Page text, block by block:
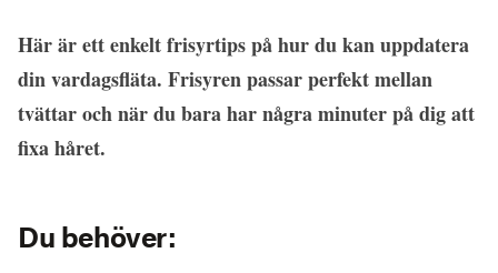
Här är ett enkelt frisyrtips på hur du kan uppdatera
din vardagsfläta. Frisyren passar perfekt mellan
tvättar och när du bara har några minuter på dig att
fixa håret.
Du behöver: